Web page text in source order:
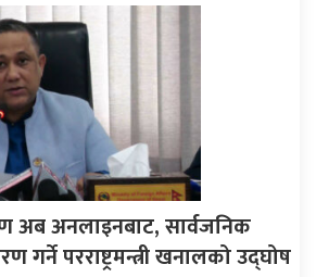
अब अनलाइनबाट, सार्वजनिक
गर्ने परराष्ट्रमन्त्री खनालको उद्घोष